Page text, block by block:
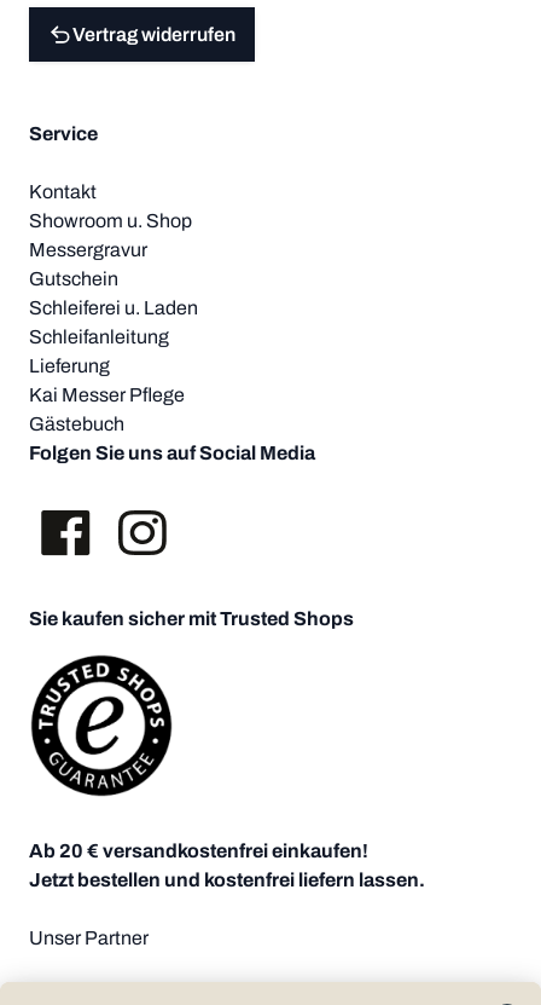
Vertrag widerrufen
Service
Kontakt
Showroom u. Shop
Messergravur
Gutschein
Schleiferei u. Laden
Schleifanleitung
Lieferung
Kai Messer Pflege
Gästebuch
Folgen Sie uns auf Social Media
Sie kaufen sicher mit Trusted Shops
Ab 20 € versandkostenfrei einkaufen!
Jetzt bestellen und kostenfrei liefern lassen.
Unser Partner